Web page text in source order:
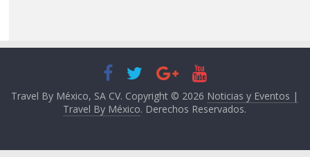
Travel By México, SA CV. Copyright © 2026 Noticias y Eventos |
Travel By México. Derechos Reservados.